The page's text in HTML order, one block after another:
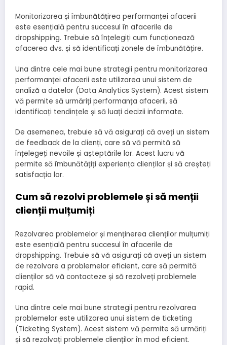
Monitorizarea și îmbunătățirea performanței afacerii
este esențială pentru succesul în afacerile de
dropshipping. Trebuie să înțelegiți cum funcționează
afacerea dvs. și să identificați zonele de îmbunătățire.
Una dintre cele mai bune strategii pentru monitorizarea
performanței afacerii este utilizarea unui sistem de
analiză a datelor (Data Analytics System). Acest sistem
vă permite să urmăriți performanța afacerii, să
identificați tendințele și să luați decizii informate.
De asemenea, trebuie să vă asigurați că aveți un sistem
de feedback de la clienți, care să vă permită să
înțelegeți nevoile și așteptările lor. Acest lucru vă
permite să îmbunătățiți experiența clienților și să creșteți
satisfacția lor.
Cum să rezolvi problemele și să menții
clienții mulțumiți
Rezolvarea problemelor și menținerea clienților mulțumiți
este esențială pentru succesul în afacerile de
dropshipping. Trebuie să vă asigurați că aveți un sistem
de rezolvare a problemelor eficient, care să permită
clienților să vă contacteze și să rezolveți problemele
rapid.
Una dintre cele mai bune strategii pentru rezolvarea
problemelor este utilizarea unui sistem de ticketing
(Ticketing System). Acest sistem vă permite să urmăriți
și să rezolvați problemele clienților în mod eficient.